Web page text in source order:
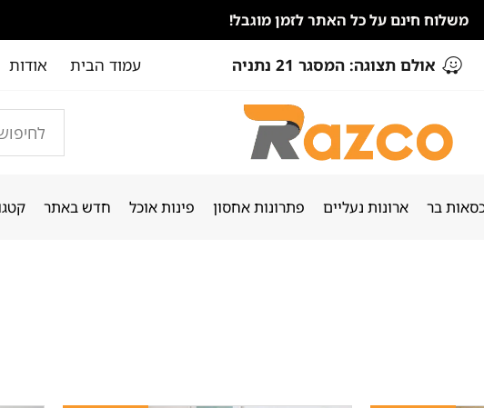
משלוח חינם על כל האתר לזמן מוגבל!
אולם תצוגה: המסגר 21 נתניה עמוד הבית אודות
בר ארונות נעליים פתרונות אחסון פינות אוכל חדש באתר